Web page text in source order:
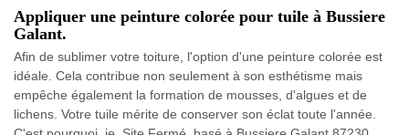
Appliquer une peinture colorée pour tuile à Bussiere
Galant.
Afin de sublimer votre toiture, l'option d'une peinture colorée est
idéale. Cela contribue non seulement à son esthétisme mais
empêche également la formation de mousses, d'algues et de
lichens. Votre tuile mérite de conserver son éclat toute l'année.